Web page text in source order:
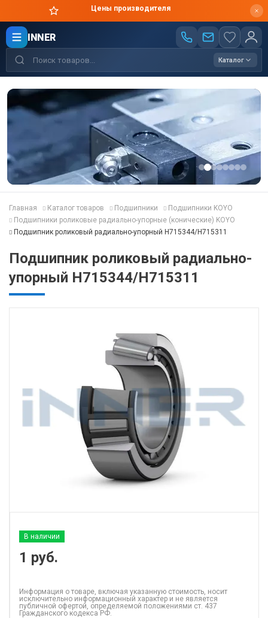
Цены производителя
INNER
Каталог
Главная Каталог товаров Подшипники
Подшипники KOYO
Подшипники роликовые радиально-упорные (конические) KOYO
Подшипник роликовый радиально-упорный H715344/H715311
Подшипник роликовый радиально-
упорный H715344/H715311
В наличии
1 руб.
Информация о товаре, включая указанную стоимость, носит
исключительно информационный характер и не является
публичной офертой, определяемой положениями ст. 437
Гражданского кодекса РФ.